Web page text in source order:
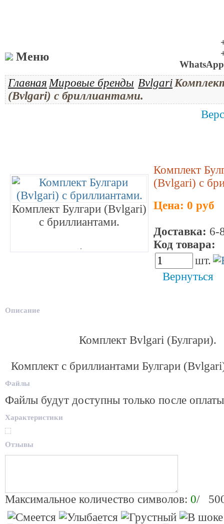
Меню
Главная Мировые бренды Bvlgari
(Bvlgari) с бриллиантами.
Комплект Булгари (Bvlgari)
с бриллиантами.
Комплект
(Bvlgari) с
Цена: 0 руб
Доставка: 6-
Код товара:
шт.
Вернуться
Описание
Комплект Bvlgari (Булгари).
Комплект с бриллиантами Булгари
Файлы
Файлы будут доступны только после оплаты
Характеристики
Отзывы
Максимальное количество символов: 0/